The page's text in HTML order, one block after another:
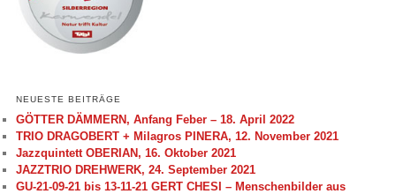
NEUESTE BEITRÄGE
GÖTTER DÄMMERN, Anfang Feber – 18. April 2022
TRIO DRAGOBERT + Milagros PINERA, 12. November 2021
Jazzquintett OBERIAN, 16. Oktober 2021
JAZZTRIO DREHWERK, 24. September 2021
GU-21-09-21 bis 13-11-21 GERT CHESI – Menschenbilder aus